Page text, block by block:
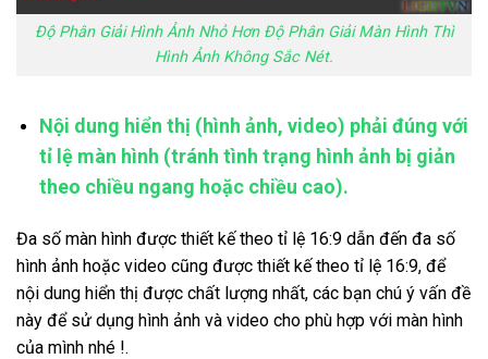
Độ Phân Giải Hình Ảnh Nhỏ Hơn Độ Phân Giải Màn Hình Thì
Hình Ảnh Không Sắc Nét.
Nội dung hiển thị (hình ảnh, video) phải đúng với
tỉ lệ màn hình (tránh tình trạng hình ảnh bị giản
theo chiều ngang hoặc chiều cao).
Đa số màn hình được thiết kế theo tỉ lệ 16:9 dẫn đến đa số
hình ảnh hoặc video cũng được thiết kế theo tỉ lệ 16:9, để
nội dung hiển thị được chất lượng nhất, các bạn chú ý vấn đề
này để sử dụng hình ảnh và video cho phù hợp với màn hình
của mình nhé !.